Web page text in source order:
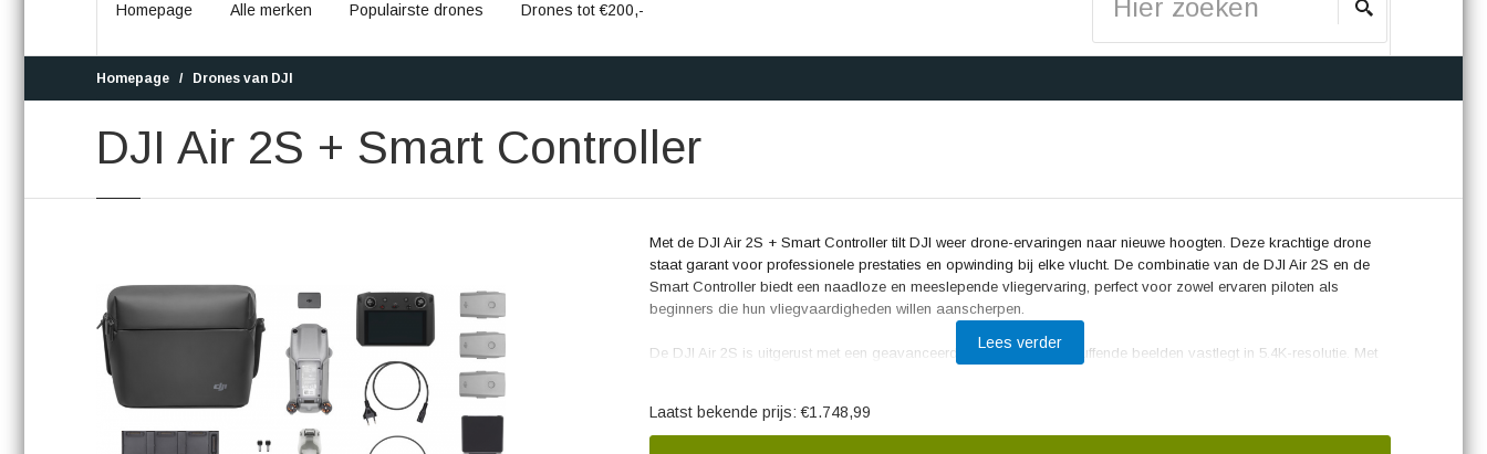
Homepage Alle merken Populairste drones Drones tot €200,-
Homepage Drones van DJI
DJI Air 2S + Smart Controller
Met de DJI Air 2S + Smart Controller tilt DJI weer drone-ervaringen naar nieuwe hoogten. Deze krachtige drone
staat garant voor professionele prestaties en opwinding bij elke vlucht. De combinatie van de DJI Air 2S en de
Smart Controller biedt een naadloze en meeslepende vliegervaring, perfect voor zowel ervaren piloten als
beginners die hun vliegvaardigheden willen aanscherpen.
De DJI Air 2S is uitgerust met een geavanceerde camera die verbluffende beelden vastlegt in 5.4K-resolutie. Met
zelfs in complexe omgevingen.
Lees verder
Laatst bekende prijs: €1.748,99